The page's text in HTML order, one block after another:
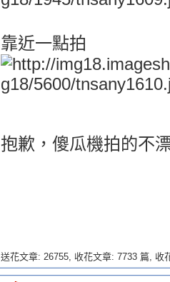
靠近一點拍
抱歉，傻瓜機拍的不
送花文章: 26755, 收花文章: 7733 篇, 收